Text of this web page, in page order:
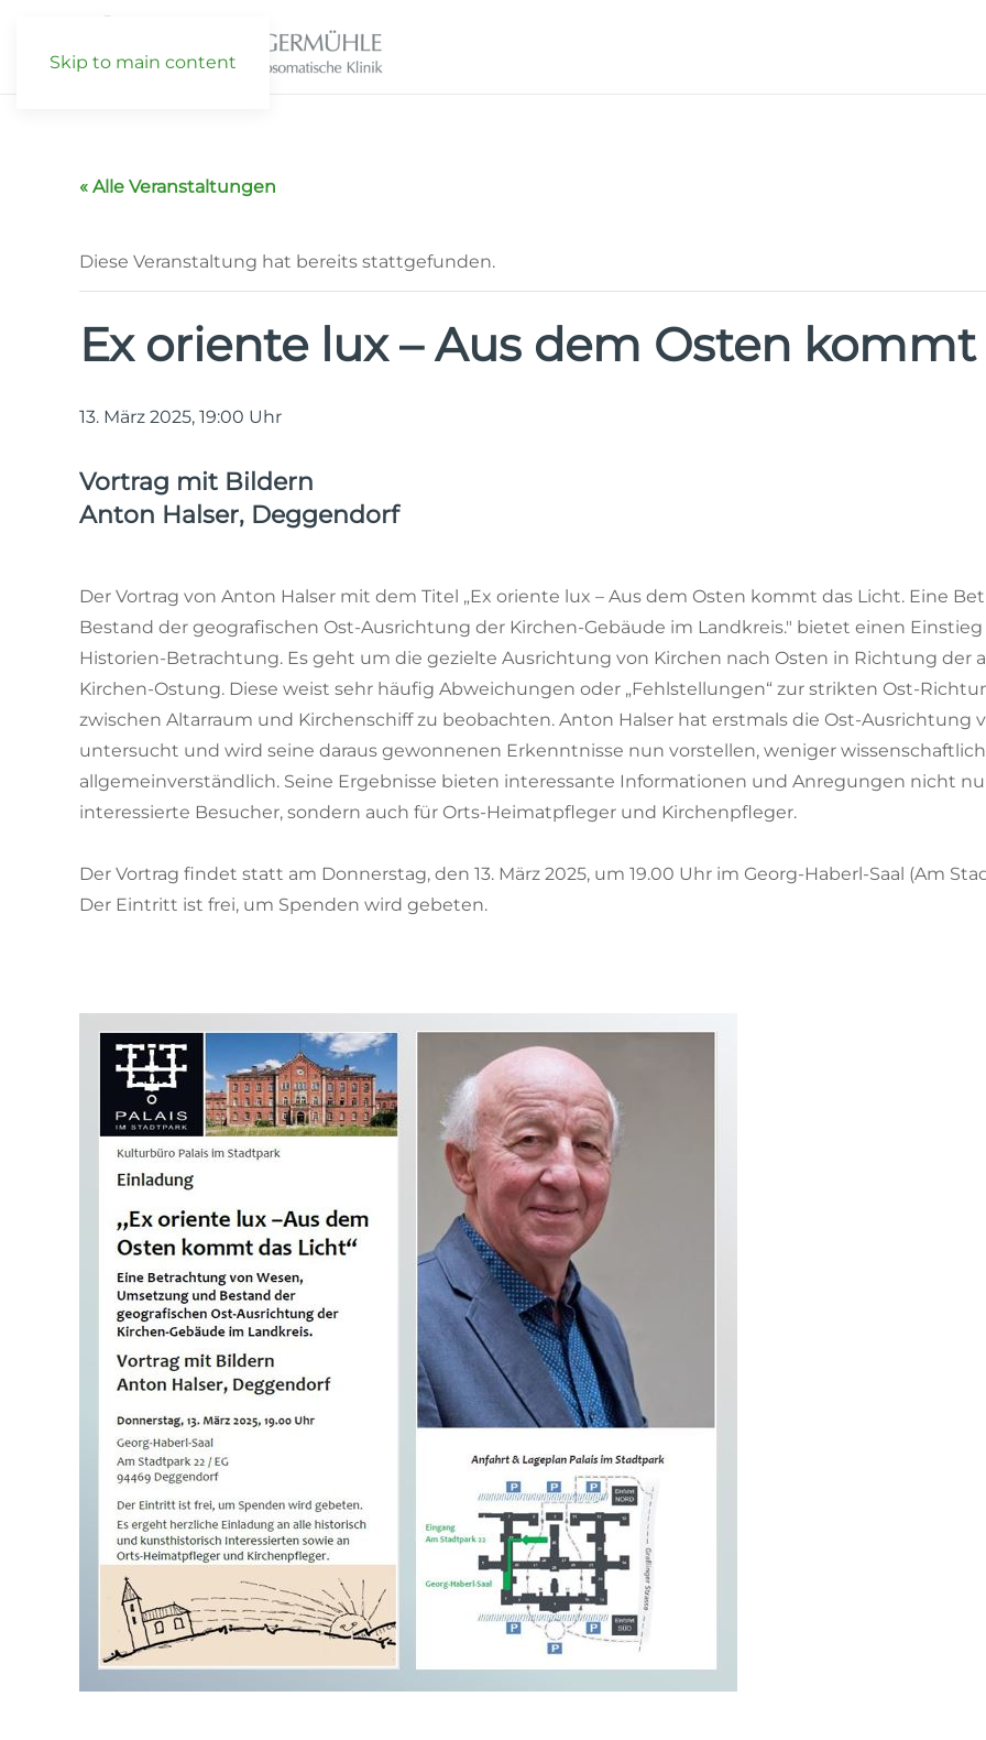
Skip to main content
« Alle Veranstaltungen
Diese Veranstaltung hat bereits stattgefunden.
Ex oriente lux – Aus dem Osten
13. März 2025, 19:00 Uhr
Vortrag mit Bildern
Anton Halser, Deggendorf
Der Vortrag von Anton Halser mit dem Titel „Ex oriente lux – Aus dem Osten kommt das Licht. Eine
Bestand der geografischen Ost-Ausrichtung der Kirchen-Gebäude im Landkreis." bietet einen
Historien-Betrachtung. Es geht um die gezielte Ausrichtung von Kirchen nach Osten in Richtung der
Kirchen-Ostung. Diese weist sehr häufig Abweichungen oder „Fehlstellungen“ zur strikten Ost-
zwischen Altarraum und Kirchenschiff zu beobachten. Anton Halser hat erstmals die Ost-Ausrichtung
untersucht und wird seine daraus gewonnenen Erkenntnisse nun vorstellen, weniger
allgemeinverständlich. Seine Ergebnisse bieten interessante Informationen und Anregungen nicht
interessierte Besucher, sondern auch für Orts-Heimatpfleger und Kirchenpfleger.
Der Vortrag findet statt am Donnerstag, den 13. März 2025, um 19.00 Uhr im Georg-Haberl-Saal (Am
Der Eintritt ist frei, um Spenden wird gebeten.